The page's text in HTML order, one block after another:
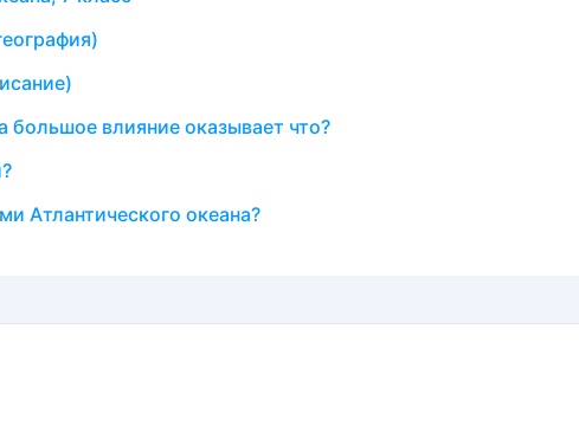
большое влияние оказывает что?
Атлантического океана?